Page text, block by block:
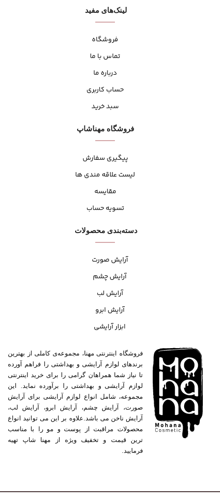
لینک‌های مفید
فروشگاه
تماس با ما
درباره ما
حساب کاربری
سبد خرید
فروشگاه مهنا‌شاپ
پیگیری سفارش
لیست علاقه مندی ها
مقایسه
تسویه حساب
دسته‌بندی محصولات
آرایش صورت
آرایش چشم
آرایش لب
آرایش ابرو
ابزار آرایشی
فروشگاه اینترنتی مهنا، مجموعه‌ی کاملی از بهترین
برندهای لوازم آرایشی و بهداشتی را فراهم آورده
تا نیاز شما همراهان گرامی را برای خرید اینترنتی
لوازم آرایشی و بهداشتی را برآورده نماید. این
مجموعه، شامل انواع لوازم آرایشی برای آرایش
صورت، آرایش چشم، آرایش ابرو، آرایش لب،
آرایش ناخن می باشد.علاوه بر این می توانید انواع
محصولات مراقبت از پوست و مو را با مناسب
ترین قیمت و تخفیف ویژه از مهنا شاپ تهیه
فرمایید.